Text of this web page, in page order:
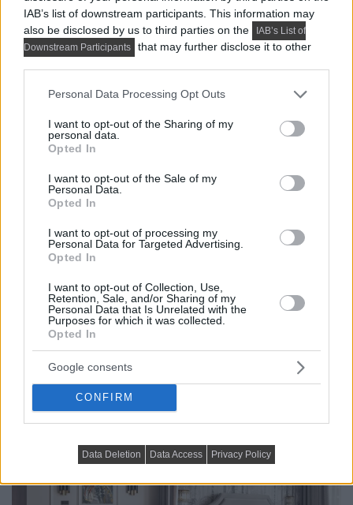
IAB’s list of downstream participants. This information may
also be disclosed by us to third parties on the
IAB’s List of
Downstream Participants
that may further disclose it to other
Please note that this website/app uses one or more Google
not limited to your visit or usage behaviour. You may click to
grant or deny consent to Google and its third-party tags to
use your data for below specified purposes in below Google
consent section.
Personal Data Processing Opt Outs
I want to opt-out of the Sharing of my
personal data.
Opted In
I want to opt-out of the Sale of my
Personal Data.
Opted In
I want to opt-out of processing my
Personal Data for Targeted Advertising.
Opted In
I want to opt-out of Collection, Use,
Retention, Sale, and/or Sharing of my
Personal Data that Is Unrelated with the
Purposes for which it was collected.
Opted In
Google consents
CONFIRM
Data Deletion Data Access Privacy Policy
5 látványos hálószobai megoldás,
amelyet később könnyű megbánni
TOVÁBBIAK BETÖLTÉSE